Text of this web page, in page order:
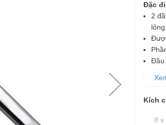
Đặc
2
Đầu
Kích
8 x